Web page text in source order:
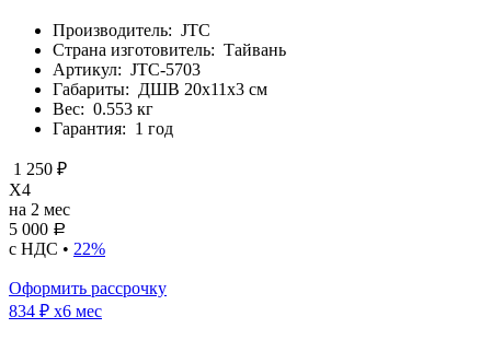
Производитель: JTC
Страна изготовитель: Тайвань
Артикул: JTC-5703
Габариты: ДШВ 20х11х3 см
Вес: 0.553 кг
Гарантия: 1 год
1 250 ₽
X4
на 2 мес
5 000 Р
с НДС • 22%
Оформить рассрочку
834 ₽ x6 мес